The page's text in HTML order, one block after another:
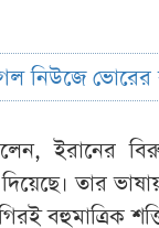
নিউজে
ইরানের
তার
বহুমাত্রিক